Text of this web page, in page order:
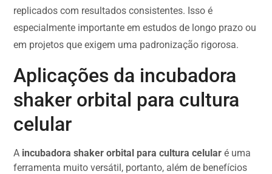
replicados com resultados consistentes. Isso é
especialmente importante em estudos de longo prazo ou
em projetos que exigem uma padronização rigorosa.
Aplicações da incubadora
shaker orbital para cultura
celular
A incubadora shaker orbital para cultura celular é uma
ferramenta muito versátil, portanto, além de benefícios